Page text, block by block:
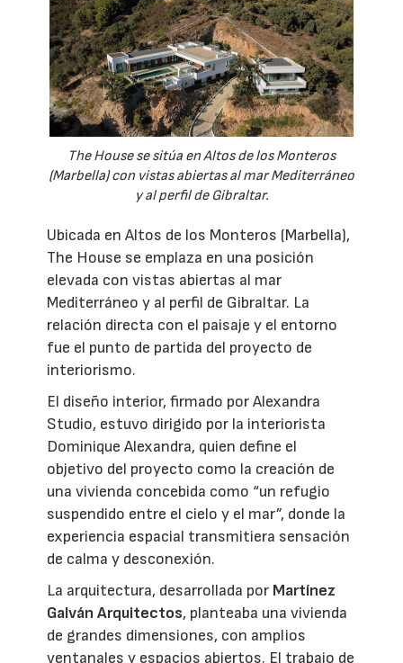
The House se sitúa en Altos de los Monteros
(Marbella) con vistas abiertas al mar Mediterráneo
y al perfil de Gibraltar.
Ubicada en Altos de los Monteros (Marbella),
The House se emplaza en una posición
elevada con vistas abiertas al mar
Mediterráneo y al perfil de Gibraltar. La
relación directa con el paisaje y el entorno
fue el punto de partida del proyecto de
interiorismo.
El diseño interior, firmado por Alexandra
Studio, estuvo dirigido por la interiorista
Dominique Alexandra, quien define el
objetivo del proyecto como la creación de
una vivienda concebida como “un refugio
suspendido entre el cielo y el mar”, donde la
experiencia espacial transmitiera sensación
de calma y desconexión.
La arquitectura, desarrollada por Martínez
Galván Arquitectos, planteaba una vivienda
de grandes dimensiones, con amplios
ventanales y espacios abiertos. El trabajo de